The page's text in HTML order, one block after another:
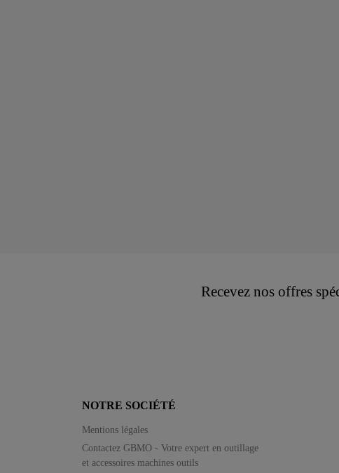
Recevez nos offres
NOTRE SOCIÉTÉ
Mentions légales
Contactez GBMO - Votre expert en outillage
et accessoires machines outils